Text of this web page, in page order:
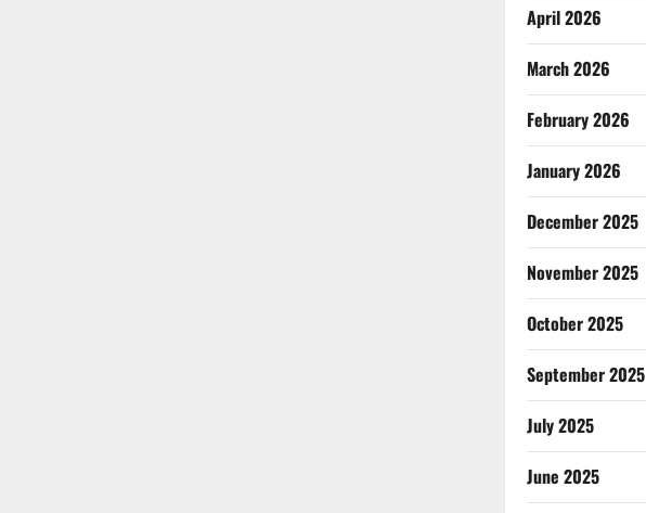
April 2026
March 2026
February 2026
January 2026
December 2025
November 2025
October 2025
September 2025
July 2025
June 2025